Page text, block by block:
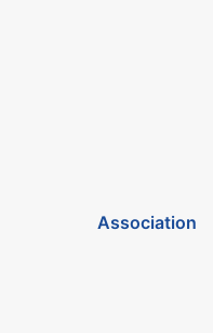
Association